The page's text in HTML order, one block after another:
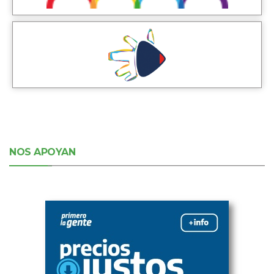
NOS APOYAN